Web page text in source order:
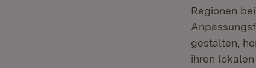
Regionen
gestalten,
ihren